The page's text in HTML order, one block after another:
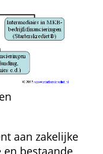
aan zakelijke
bestaande